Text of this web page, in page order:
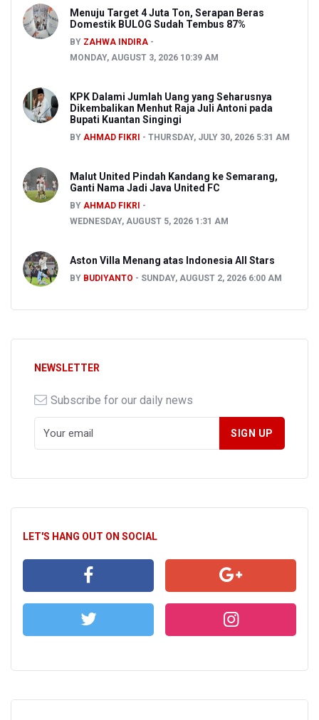
Menuju Target 4 Juta Ton, Serapan Beras
Domestik BULOG Sudah Tembus 87%
BY ZAHWA INDIRA
MONDAY, AUGUST 3, 2026 10:39 AM
KPK Dalami Jumlah Uang yang Seharusnya
Dikembalikan Menhut Raja Juli Antoni pada
Bupati Kuantan Singingi
BY AHMAD FIKRI THURSDAY, JULY 30, 2026 5:31 AM
Malut United Pindah Kandang ke Semarang,
Ganti Nama Jadi Java United FC
BY AHMAD FIKRI
WEDNESDAY, AUGUST 5, 2026 1:31 AM
Aston Villa Menang atas Indonesia All Stars
BY BUDIYANTO SUNDAY, AUGUST 2, 2026 6:00 AM
NEWSLETTER
Subscribe for our daily news
LET'S HANG OUT ON SOCIAL